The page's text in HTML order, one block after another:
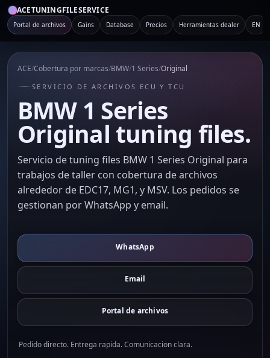
ACETUNINGFILESERVICE
Portal de archivos Gains Database Precios Herramientas dealer EN
ACE/Cobertura por marcas/BMW/1 Series/Original
SERVICIO DE ARCHIVOS ECU Y TCU
BMW 1 Series
Original tuning files.
Servicio de tuning files BMW 1 Series Original para
trabajos de taller con cobertura de archivos
alrededor de EDC17, MG1, y MSV. Los pedidos se
gestionan por WhatsApp y email.
WhatsApp
Email
Portal de archivos
Pedido directo. Entrega rapida. Comunicacion clara.